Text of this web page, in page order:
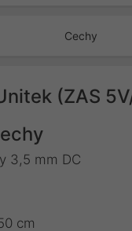
Cechy
(ZAS
3,5 mm DC
cm